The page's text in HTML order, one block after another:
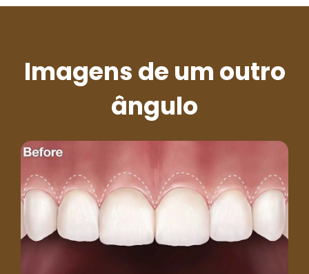
Imagens de um outro
ângulo